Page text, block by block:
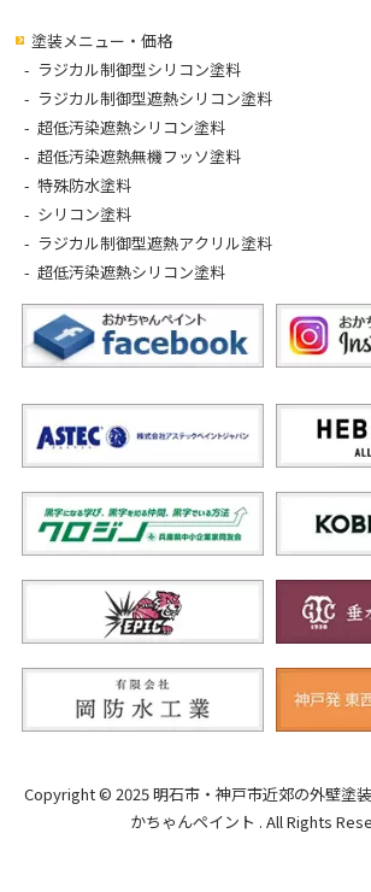
塗装メニュー・価格
ラジカル制御型シリコン塗料
ラジカル制御型遮熱シリコン塗料
超低汚染遮熱シリコン塗料
超低汚染遮熱無機フッソ塗料
特殊防水塗料
シリコン塗料
ラジカル制御型遮熱アクリル塗料
超低汚染遮熱シリコン塗料
Copyright © 2025 明石市・神戸市近郊の外壁塗
かちゃんペイント . All Rights